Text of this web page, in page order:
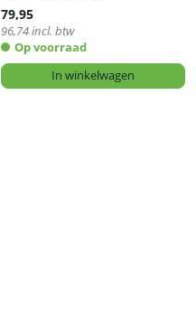
79,95
96,74incl. btw
Op voorraad
In winkelwagen